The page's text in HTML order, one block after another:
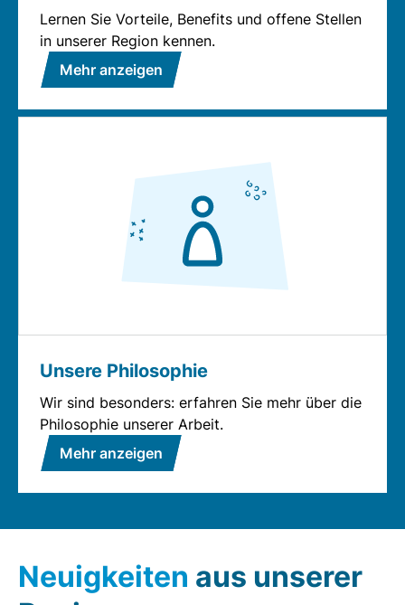
Lernen Sie Vorteile, Benefits und offene Stellen
in unserer Region kennen.
Mehr anzeigen
Unsere Philosophie
Wir sind besonders: erfahren Sie mehr über die
Philosophie unserer Arbeit.
Mehr anzeigen
Neuigkeiten aus unserer